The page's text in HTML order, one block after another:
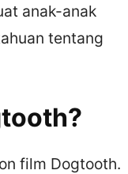
anak-anak
tentang
film Dogtooth.